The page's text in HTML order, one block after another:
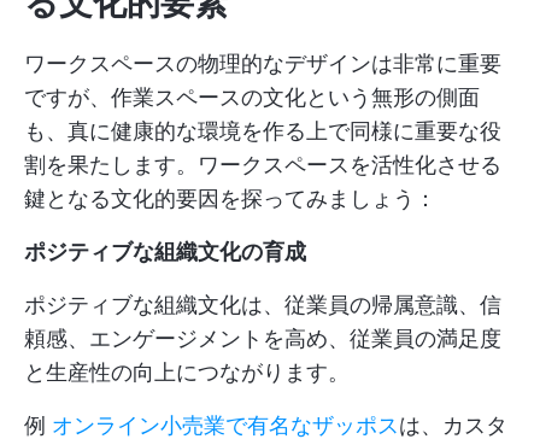
ワークスペースの物理的なデザインは非常に重要
ですが、作業スペースの文化という無形の側面
も、真に健康的な環境を作る上で同様に重要な役
割を果たします。ワークスペースを活性化させる
鍵となる文化的要因を探ってみましょう：
ポジティブな組織文化の育成
ポジティブな組織文化は、従業員の帰属意識、信
頼感、エンゲージメントを高め、従業員の満足度
と生産性の向上につながります。
例 オンライン小売業で有名なザッポスは、カスタ